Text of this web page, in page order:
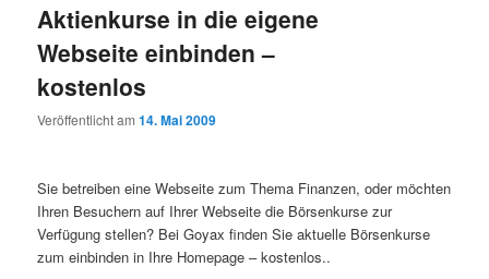
Aktienkurse in die eigene
Webseite einbinden –
kostenlos
Veröffentlicht am14. Mai 2009
Sie betreiben eine Webseite zum Thema Finanzen, oder möchten
Ihren Besuchern auf Ihrer Webseite die Börsenkurse zur
Verfügung stellen? Bei Goyax finden Sie aktuelle Börsenkurse
zum einbinden in Ihre Homepage – kostenlos..